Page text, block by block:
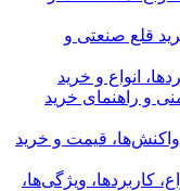
قلع صنعتی و
انواع و خرید
و راهنمای خرید
قیمت و خرید
کاربردها، ویژگی‌ها،